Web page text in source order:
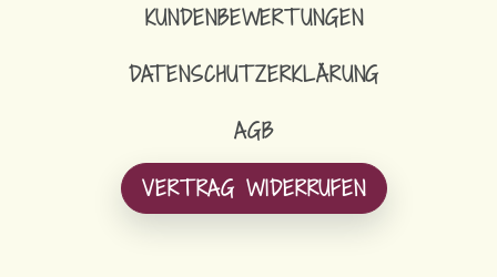
KUNDENBEWERTUNGEN
DATENSCHUTZERKLÄRUNG
AGB
VERTRAG WIDERRUFEN